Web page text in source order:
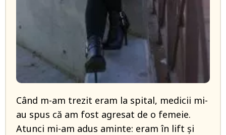
Când m-am trezit eram la spital, medicii mi-
au spus că am fost agresat de o femeie.
Atunci mi-am adus aminte: eram în lift şi